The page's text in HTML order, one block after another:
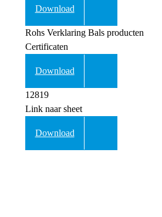
Download
Rohs Verklaring Bals producten
Certificaten
Download
12819
Link naar sheet
Download